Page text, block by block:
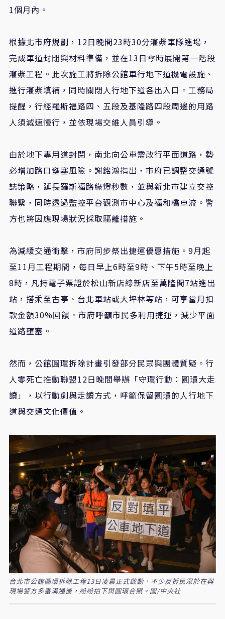
1個月內。
根據北市府規劃，12日晚間23時30分灌漿車隊進場，
完成車道封閉與材料準備，並在13日零時展開第一階段
灌漿工程。此次施工將拆除公館車行地下道機電設施、
進行灌漿填補，同時關閉人行地下道各出入口。工務局
提醒，行經羅斯福路四、五段及基隆路四段周邊的用路
人須減速慢行，並依現場交維人員引導。
由於地下專用道封閉，南北向公車需改行平面道路，勢
必增加路口壅塞風險。謝銘鴻指出，市府已調整交通號
誌策略，延長羅斯福路綠燈秒數，並與新北市建立交控
聯繫，同時透過監控平台觀測市中心及福和橋車流。警
方也將因應現場狀況採取驅離措施。
為減緩交通衝擊，市府同步祭出捷運優惠措施。9月起
至11月工程期間，每日早上6時至9時、下午5時至晚上
8時，凡持電子票證於松山新店線新店至萬隆間7站進出
站，搭乘至古亭、台北車站或大坪林等站，可享當月扣
款金額30%回饋。市府呼籲市民多利用捷運，減少平面
道路壅塞。
然而，公館圓環拆除計畫引發部分民眾與團體質疑。行
人零死亡推動聯盟12日晚間舉辦「守環行動：圓環大走
讀」，以行動劇與走讀方式，呼籲保留圓環的人行地下
道與交通文化價值。
台北市公館圓環拆除工程13日凌晨正式啟動，不少反拆民眾於在與
現場警方多番溝通後，紛紛拍下與圓環合照。圖/中央社